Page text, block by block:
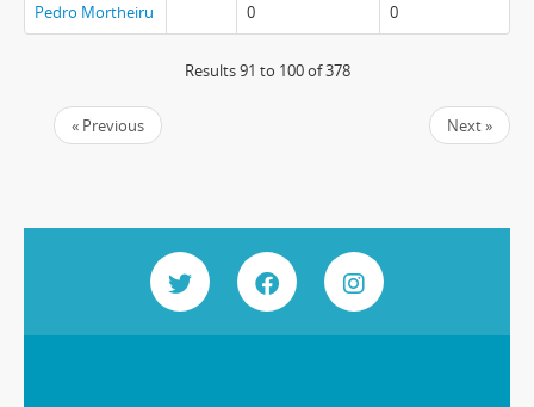
Pedro Mortheiru 0 0
Results 91 to 100 of 378
« Previous Next »